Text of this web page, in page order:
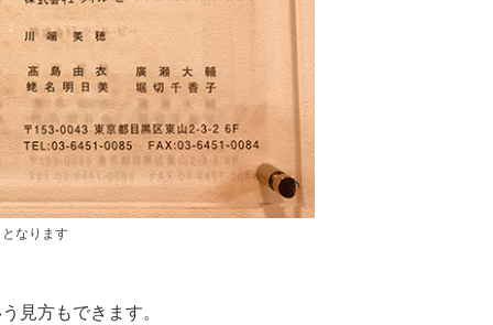
なります
見方もできます。